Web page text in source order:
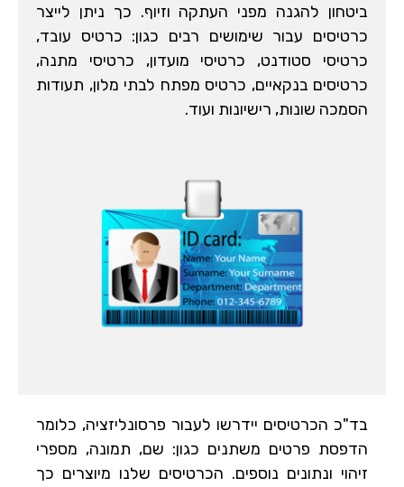
ביטחון להגנה מפני העתקה וזיוף. כך ניתן לייצר
כרטיסים עבור שימושים רבים כגון: כרטיס עובד,
כרטיסי סטודנט, כרטיסי מועדון, כרטיסי מתנה,
כרטיסים בנקאיים, כרטיס מפתח לבתי מלון, תעודות
הסמכה שונות, רישיונות ועוד.
בד"כ הכרטיסים יידרשו לעבור פרסונליזציה, כלומר
הדפסת פרטים משתנים כגון: שם, תמונה, מספרי
זיהוי ונתונים נוספים. הכרטיסים שלנו מיוצרים כך